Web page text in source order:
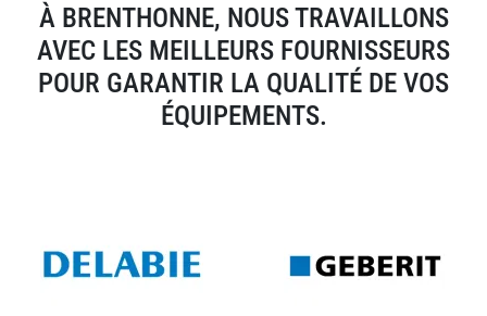
À BRENTHONNE, NOUS TRAVAILLONS
AVEC LES MEILLEURS FOURNISSEURS
POUR GARANTIR LA QUALITÉ DE VOS
ÉQUIPEMENTS.